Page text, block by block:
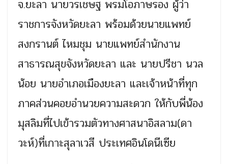
จ.ยะลา นายวรเชษฐ พรมโอภาษรอง ผู้ว่า
ราชการจังหวัดยะลา พร้อมด้วยนายแพทย์
สงกรานต์ ไหมชุม นายแพทย์สำนักงาน
สาธารณสุขจังหวัดยะลา และ นายปรีชา นวล
น้อย นายอำเภอเมืองยะลา และเจ้าหน้าที่ทุก
ภาคส่วนคอยอำนวยความสะดวก ให้กับพี่น้อง
มุสลิมที่ไปเข้ารวมตัวทางศาสนาอิสลาม(ดา
วะห์)ที่เกาะสุลาเวสี ประเทศอินโดนีเซีย